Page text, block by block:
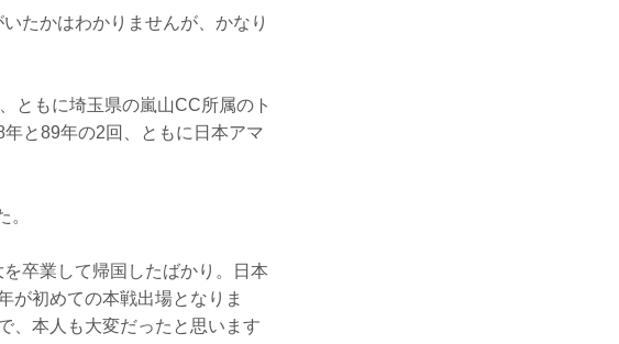
たかはわかりませんが、かなり
ともに埼玉県の嵐山CC所属のト
と89年の2回、ともに日本アマ
卒業して帰国したばかり。日本
が初めての本戦出場となりま
、本人も大変だったと思います